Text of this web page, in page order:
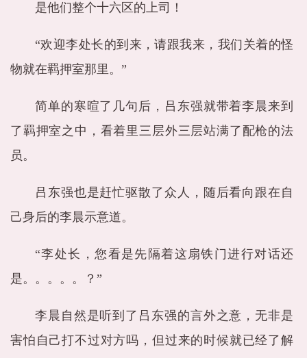
是他们整个十六区的上司！
“欢迎李处长的到来，请跟我来，我们关着的怪
物就在羁押室那里。”
简单的寒暄了几句后，吕东强就带着李晨来到
了羁押室之中，看着里三层外三层站满了配枪的法
员。
吕东强也是赶忙驱散了众人，随后看向跟在自
己身后的李晨示意道。
“李处长，您看是先隔着这扇铁门进行对话还
是。。。。。？”
李晨自然是听到了吕东强的言外之意，无非是
害怕自己打不过对方吗，但过来的时候就已经了解